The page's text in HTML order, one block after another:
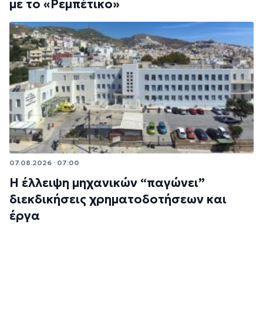
με το «Ρεμπέτικο»
07.08.2026 · 07:00
Η έλλειψη μηχανικών “παγώνει”
διεκδικήσεις χρηματοδοτήσεων και
έργα